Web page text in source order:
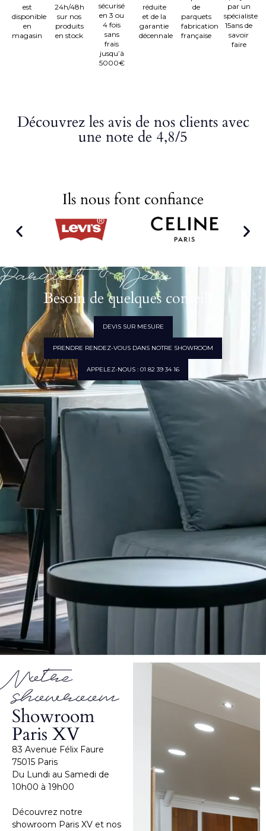
est
disponible
en
magasin
24h/48h
sur nos
produits
en stock
sécurisé
en 3 ou
4 fois
sans
frais
jusqu’à
5000€
réduite
et de la
garantie
décennale
de
parquets
fabrication
française
par un
spécialiste
15ans de
savoir
faire
Découvrez les avis de nos clients avec
une note de 4,8/5
Ils nous font confiance
Parquet & Déco
Besoin de quelques conseils ?
DEVIS SUR MESURE
PRENDRE RENDEZ-VOUS DANS NOTRE SHOWROOM
APPELEZ-NOUS : 01 82 39 34 16
Notre
showroom
Showroom
Paris XV
83 Avenue Félix Faure
75015 Paris
Du Lundi au Samedi de
10h00 à 19h00
Découvrez notre
showroom Paris XV et nos